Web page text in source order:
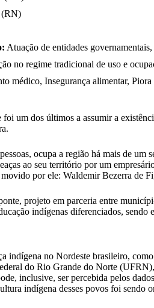
(RN)
Atuação de entidades
no regime tradicional de uso e
médico, Insegurança alimentar,
um dos últimos a assumir a
ocupa a região há mais de
ao seu território por um
por ele: Waldemir Bezerra de
projeto em parceria entre
indígenas diferenciados,
indígena no Nordeste brasileiro,
do Rio Grande do Norte
inclusive, ser percebida pelos
indígena desses povos foi sendo